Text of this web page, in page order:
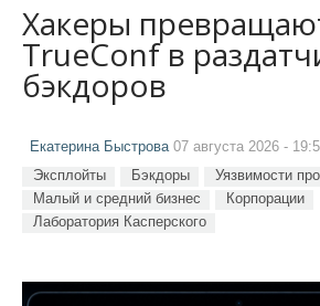
Хакеры
TrueConf в
бэкдоров
Екатерина Быстрова 07 августа 2026 -
Эксплойты Бэкдоры
Уязвимости
Малый и средний бизнес
Корпорации
Лаборатория Касперского